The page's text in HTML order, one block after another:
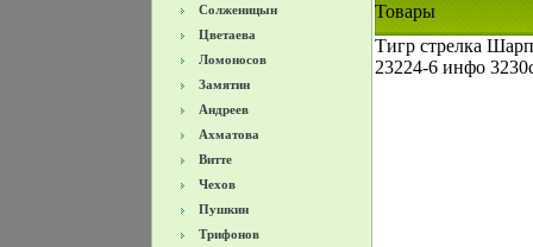
Солженицын
Цветаева
Ломоносов
Замятин
Андреев
Ахматова
Витте
Чехов
Пушкин
Трифонов
Товары
Тигр стрелка
23224-6 инфо